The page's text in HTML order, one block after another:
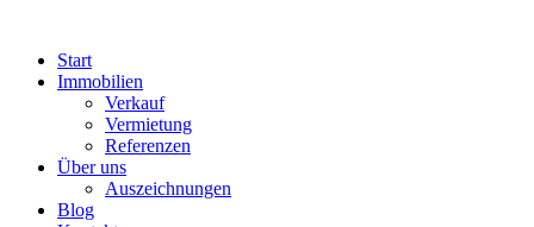
Start
Immobilien
Verkauf
Vermietung
Referenzen
Über uns
Auszeichnungen
Blog